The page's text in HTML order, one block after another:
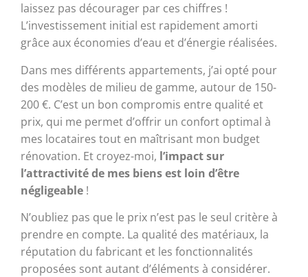
laissez pas décourager par ces chiffres !
L’investissement initial est rapidement amorti
grâce aux économies d’eau et d’énergie réalisées.
Dans mes différents appartements, j’ai opté pour
des modèles de milieu de gamme, autour de 150-
200 €. C’est un bon compromis entre qualité et
prix, qui me permet d’offrir un confort optimal à
mes locataires tout en maîtrisant mon budget
rénovation. Et croyez-moi, l’impact sur
l’attractivité de mes biens est loin d’être
négligeable !
N’oubliez pas que le prix n’est pas le seul critère à
prendre en compte. La qualité des matériaux, la
réputation du fabricant et les fonctionnalités
proposées sont autant d’éléments à considérer.